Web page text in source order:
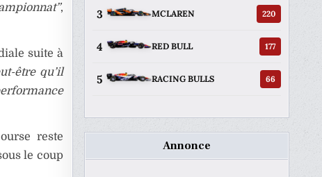
,
suite à
être qu’il
reste
le coup
3 MCLAREN 220
4 RED BULL 177
5 RACING BULLS 66
Annonce